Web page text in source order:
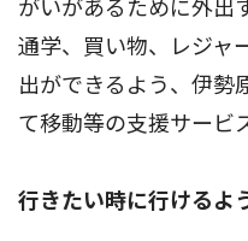
がいがあるために外出
通学、買い物、レジャ
出ができるよう、伊勢
て移動等の支援サービ
行きたい時に行けるよ